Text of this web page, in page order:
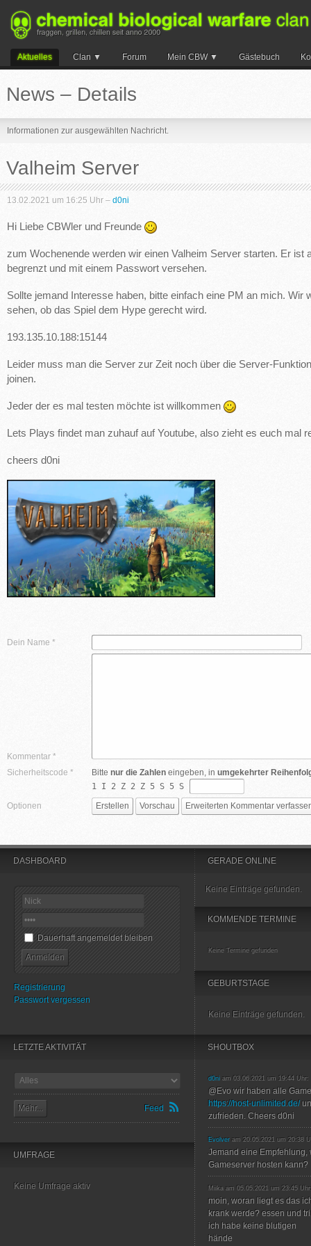
Aktuelles Clan Forum Mein CBW Gästebuch
News – Details
Informationen zur ausgewählten Nachricht.
Valheim Server
13.02.2021 um 16:25 Uhr – d0ni
Hi Liebe CBWler und Freunde
zum Wochenende werden wir einen Valheim Server starten. Er ist
begrenzt und mit einem Passwort versehen.
Sollte jemand Interesse haben, bitte einfach eine PM an mich. Wir
sehen, ob das Spiel dem Hype gerecht wird.
193.135.10.188:15144
Leider muss man die Server zur Zeit noch über die Server-
joinen.
Jeder der es mal testen möchte ist willkommen
Lets Plays findet man zuhauf auf Youtube, also zieht es euch mal
cheers d0ni
Dein Name *
Kommentar *
Sicherheitscode *
Bitte nur die Zahlen eingeben, in umgekehrter
1 I 2 Z 2 Z 5 S 5 S
Optionen
DASHBOARD
Dauerhaft angemeldet bleiben
Registrierung
Passwort vergessen
GERADE ONLINE
Keine Einträge gefunden.
KOMMENDE TERMINE
Keine Termine gefunden
GEBURTSTAGE
Keine Einträge gefunden.
SHOUTBOX
d0ni am 03.06.2021 um 19:44 Uhr:
@Evo wir haben alle
https://host-unlimited.de/
zufrieden. Cheers d0ni
Evolver am 20.05.2021 um 20:38
Jemand eine Empfehlung,
Gameserver hosten kann?
Miika am 05.05.2021 um 23:45
moin, woran liegt es das
krank werde? essen und
ich habe keine blutigen
hände
LETZTE AKTIVITÄT
Mehr... Feed
UMFRAGE
Keine Umfrage aktiv